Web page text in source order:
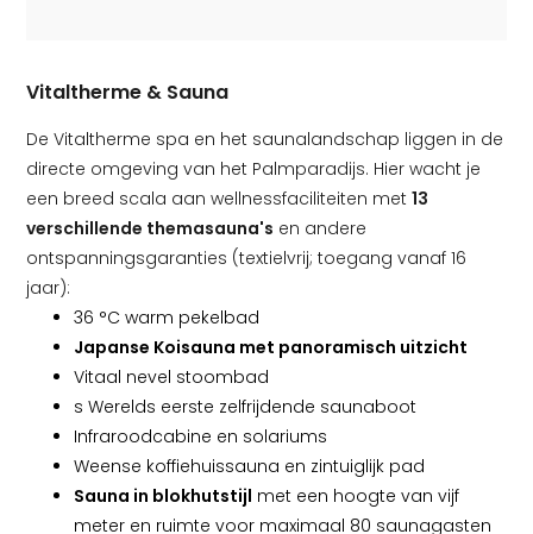
Vitaltherme & Sauna
De Vitaltherme spa en het saunalandschap liggen in de
directe omgeving van het Palmparadijs. Hier wacht je
een breed scala aan wellnessfaciliteiten met 13
verschillende themasauna's en andere
ontspanningsgaranties (textielvrij; toegang vanaf 16
jaar):
36 °C warm pekelbad
Japanse Koisauna met panoramisch uitzicht
Vitaal nevel stoombad
s Werelds eerste zelfrijdende saunaboot
Infraroodcabine en solariums
Weense koffiehuissauna en zintuiglijk pad
Sauna in blokhutstijl met een hoogte van vijf
meter en ruimte voor maximaal 80 saunagasten